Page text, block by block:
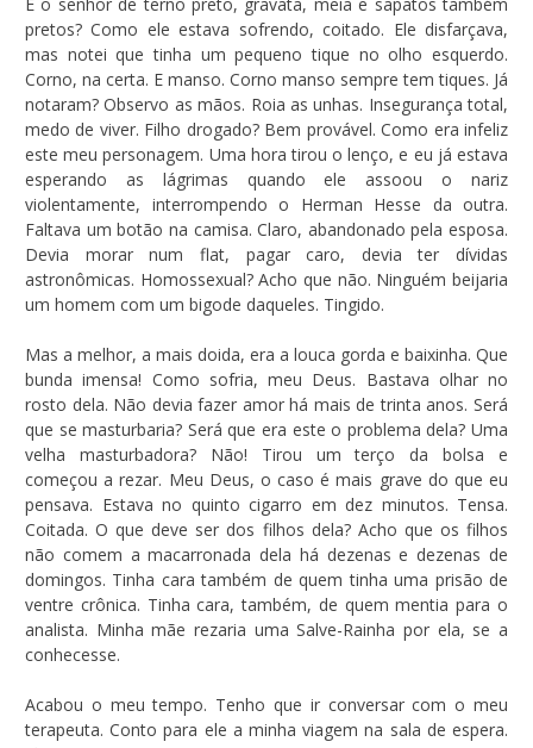
pretos? Como ele estava sofrendo, coitado. Ele disfarçava,
mas notei que tinha um pequeno tique no olho esquerdo.
Corno, na certa. E manso. Corno manso sempre tem tiques. Já
notaram? Observo as mãos. Roia as unhas. Insegurança total,
medo de viver. Filho drogado? Bem provável. Como era infeliz
este meu personagem. Uma hora tirou o lenço, e eu já estava
esperando as lágrimas quando ele assoou o nariz
violentamente, interrompendo o Herman Hesse da outra.
Faltava um botão na camisa. Claro, abandonado pela esposa.
Devia morar num flat, pagar caro, devia ter dívidas
astronômicas. Homossexual? Acho que não. Ninguém beijaria
um homem com um bigode daqueles. Tingido.
Mas a melhor, a mais doida, era a louca gorda e baixinha. Que
bunda imensa! Como sofria, meu Deus. Bastava olhar no
rosto dela. Não devia fazer amor há mais de trinta anos. Será
que se masturbaria? Será que era este o problema dela? Uma
velha masturbadora? Não! Tirou um terço da bolsa e
começou a rezar. Meu Deus, o caso é mais grave do que eu
pensava. Estava no quinto cigarro em dez minutos. Tensa.
Coitada. O que deve ser dos filhos dela? Acho que os filhos
não comem a macarronada dela há dezenas e dezenas de
domingos. Tinha cara também de quem tinha uma prisão de
ventre crônica. Tinha cara, também, de quem mentia para o
analista. Minha mãe rezaria uma Salve-Rainha por ela, se a
conhecesse.
Acabou o meu tempo. Tenho que ir conversar com o meu
terapeuta. Conto para ele a minha viagem na sala de espera.